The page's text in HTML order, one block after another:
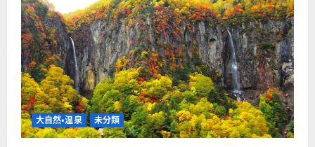
大自然・温泉 未分類